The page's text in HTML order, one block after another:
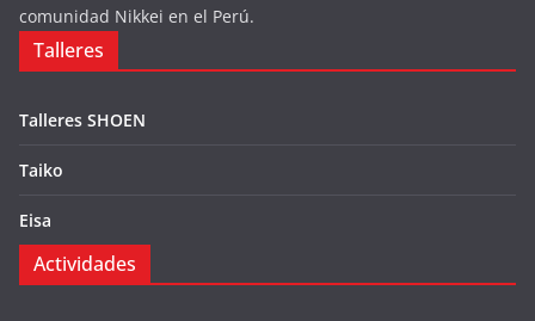
comunidad Nikkei en el Perú.
Talleres
Talleres SHOEN
Taiko
Eisa
Actividades